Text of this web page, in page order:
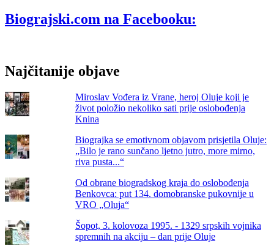
Biograjski.com na Facebooku:
Najčitanije objave
Miroslav Vođera iz Vrane, heroj Oluje koji je
život položio nekoliko sati prije oslobođenja
Knina
Biograjka se emotivnom objavom prisjetila Oluje:
„Bilo je rano sunčano ljetno jutro, more mirno,
riva pusta...“
Od obrane biogradskog kraja do oslobođenja
Benkovca: put 134. domobranske pukovnije u
VRO „Oluja“
Šopot, 3. kolovoza 1995. - 1329 srpskih vojnika
spremnih na akciju – dan prije Oluje